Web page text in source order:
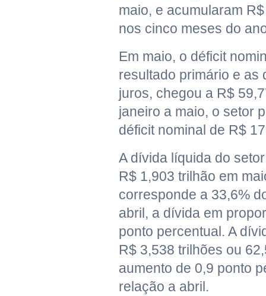
maio, e acumularam
nos cinco meses do
Em maio, o déficit
resultado primário e as
juros, chegou a R$
janeiro a maio, o setor
déficit nominal de R$
A dívida líquida do
R$ 1,903 trilhão em
corresponde a 33,6%
abril, a dívida em
ponto percentual. A
R$ 3,538 trilhões ou
aumento de 0,9 ponto
relação a abril.